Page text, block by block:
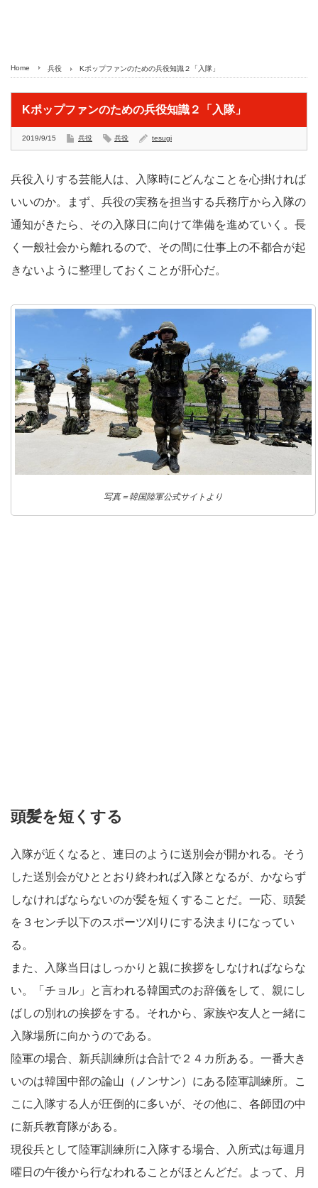
Home 兵役 Kポップファンのための兵役知識２「入隊」
Kポップファンのための兵役知識２「入隊」
2019/9/15 兵役 兵役 tesugi
兵役入りする芸能人は、入隊時にどんなことを心掛ければ
いいのか。まず、兵役の実務を担当する兵務庁から入隊の
通知がきたら、その入隊日に向けて準備を進めていく。長
く一般社会から離れるので、その間に仕事上の不都合が起
きないように整理しておくことが肝心だ。
写真＝韓国陸軍公式サイトより
頭髪を短くする
入隊が近くなると、連日のように送別会が開かれる。そう
した送別会がひととおり終われば入隊となるが、かならず
しなければならないのが髪を短くすることだ。一応、頭髪
を３センチ以下のスポーツ刈りにする決まりになってい
る。
また、入隊当日はしっかりと親に挨拶をしなければならな
い。「チョル」と言われる韓国式のお辞儀をして、親にし
ばしの別れの挨拶をする。それから、家族や友人と一緒に
入隊場所に向かうのである。
陸軍の場合、新兵訓練所は合計で２４カ所ある。一番大き
いのは韓国中部の論山（ノンサン）にある陸軍訓練所。こ
こに入隊する人が圧倒的に多いが、その他に、各師団の中
に新兵教育隊がある。
現役兵として陸軍訓練所に入隊する場合、入所式は毎週月
曜日の午後から行なわれることがほとんどだ。よって、月